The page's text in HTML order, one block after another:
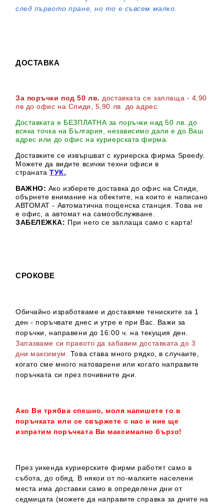
след първото пране, но то е съвсем малко.
ДОСТАВКА
За поръчки под 50 лв. доставката се заплаща - 4,90
лв до офис на Спиди
, 5,90 лв. до адрес
Доставката е БЕЗПЛАТНА за поръчки над 50 лв. до
всяка точка на България, независимо дали е до Ваш
адрес или до офис на куриерската фирма.
Доставките се извършват с куриерска фирма Speedy.
Можете да видите всички техни офиси в
страната ТУК.
ВАЖНО: Ако изберете доставка до офис на Спиди,
обърнете внимание на обектите, на които е написано
АВТОМАТ - Автоматична пощенска станция. Това не
е офис, а автомат на самообслужване.
ЗАБЕЛЕЖКА: При него се заплаща само с карта!
СРОКОВЕ
Обичайно изработваме и доставяме тениските за 1
ден - поръчвате днес и утре е при Вас. Важи за
поръчки, направени до 16:00 ч. на текущия ден.
Запазваме си правото да забавим доставката до 3
дни максимум.
Това става много рядко, в случаите,
когато сме много натоварени или когато направите
поръчката си през почивните дни.
Ако Ви трябва спешно, моля напишете го в
поръчката или се свържете с нас и ние ще
изпратим поръчката Ви максимално бързо!
През уикенда куриерските фирми работят само в
събота, до обяд. В някои от по-малките населени
места има доставки само в определени дни от
седмицата (можете да направите справка за дните на